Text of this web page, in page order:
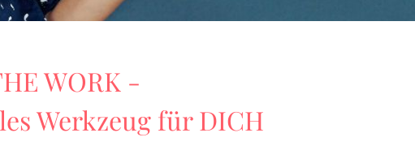
WORK -
Werkzeug für DICH